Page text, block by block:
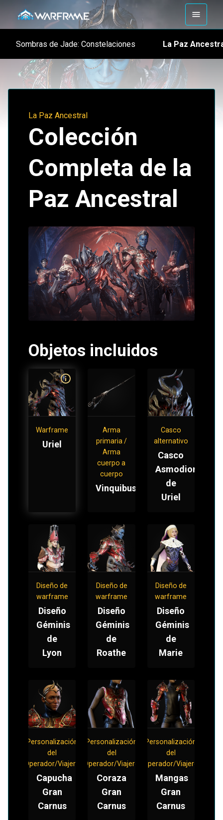
Sombras de Jade: Constelaciones La Paz
La Paz Ancestral
Colección
Completa de la
Paz Ancestral
Objetos incluidos
Warframe
Uriel
Arma
primaria /
Arma
cuerpo a
cuerpo
Vinquibus
Casco
alternativo
Casco
Asmodion
de
Uriel
Diseño de
warframe
Diseño
Géminis
de
Lyon
Diseño de
warframe
Diseño
Géminis
de
Roathe
Diseño de
warframe
Diseño
Géminis
de
Marie
Personalización
del
Operador/Viajero
Capucha
Gran
Carnus
Personalización
del
Operador/Viajero
Coraza
Gran
Carnus
Personalización
del
Operador/Viajero
Mangas
Gran
Carnus